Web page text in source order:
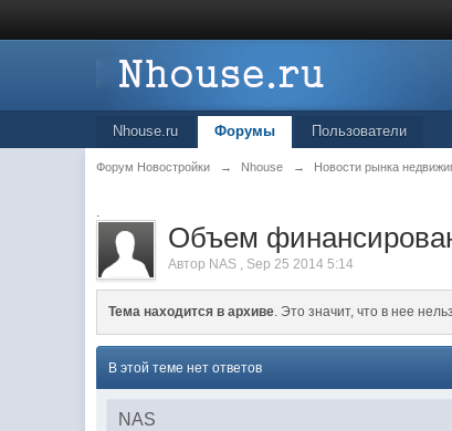
Nhouse.ru Форумы Пользователи
Форум Новостройки → Nhouse → Новости рынка
.
Объем
Автор NAS , Sep 25 2014 5:14
Тема находится в архиве. Это значит, что в нее
В этой теме нет ответов
NAS